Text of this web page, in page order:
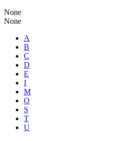
None
None
A
B
C
D
E
I
M
O
S
T
U